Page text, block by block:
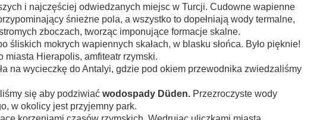
i najczęściej odwiedzanych miejsc w Turcji. Cudowne wapienne
śnieżne pola, a wszystko to dopełniają wody termalne,
zboczach, tworząc imponujące formacje skalne.
śliskich mokrych wapiennych skałach, w blasku słońca. Było pięknie!
miasta Hierapolis, amfiteatr rzymski.
na wycieczkę do Antalyi, gdzie pod okiem przewodnika zwiedzaliśmy
się aby podziwiać wodospady Düden. Przezroczyste wody
w okolicy jest przyjemny park.